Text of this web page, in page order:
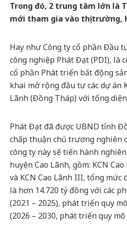
Trong đó, 2 trung tâm lớn là
mới tham gia vào thị trường,
Hay như Công ty cổ phần Đầu
công nghiệp Phát Đạt (PDI), là
cổ phần Phát triển bất động
khai mở rộng đầu tư các dự án
Lãnh (Đồng Tháp) với tổng
Phát Đạt đã được UBND tỉnh
chấp thuận chủ trương nghiên
công ty này sẽ tiến hành
huyện Cao Lãnh, gồm: KCN
và KCN Cao Lãnh III, tổng mức
là hơn 14.720 tỷ đồng với các
(2021 – 2025), phát triển quy
(2026 – 2030, phát triển quy